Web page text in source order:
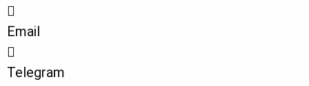
Email
Telegram